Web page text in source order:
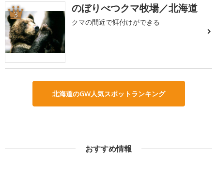
3 のぼりべつクマ牧場／北海道
クマの間近で餌付けができる
北海道のGW人気スポットランキング
おすすめ情報